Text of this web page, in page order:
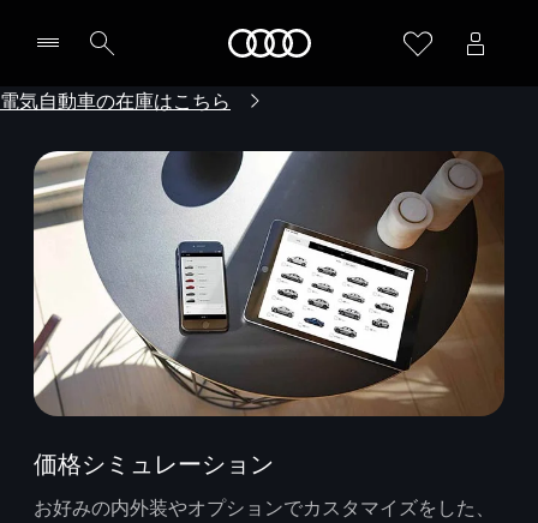
電気自動車の在庫はこちら
価格シミュレーション
お好みの内外装やオプションでカスタマイズをした、